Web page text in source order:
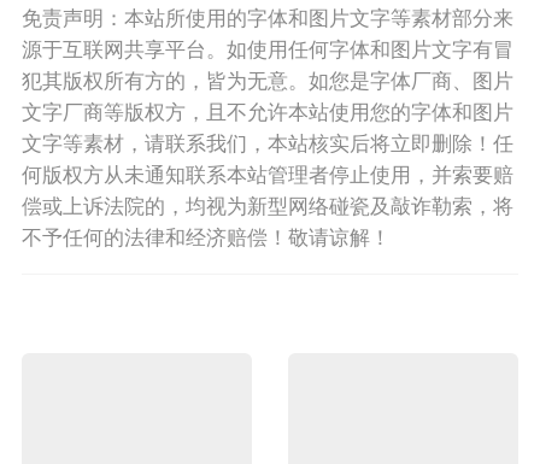
免责声明：本站所使用的字体和图片文字等素材部分来
源于互联网共享平台。如使用任何字体和图片文字有冒
犯其版权所有方的，皆为无意。如您是字体厂商、图片
文字厂商等版权方，且不允许本站使用您的字体和图片
文字等素材，请联系我们，本站核实后将立即删除！任
何版权方从未通知联系本站管理者停止使用，并索要赔
偿或上诉法院的，均视为新型网络碰瓷及敲诈勒索，将
不予任何的法律和经济赔偿！敬请谅解！